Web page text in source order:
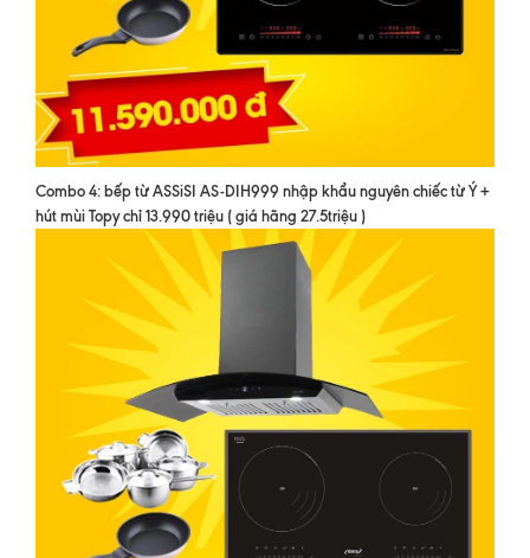
Combo 4: bếp từ ASSiSI AS-DIH999 nhập khẩu nguyên chiếc từ Ý +
hút mùi Topy chỉ 13.990 triệu ( giá hãng 27.5triệu )